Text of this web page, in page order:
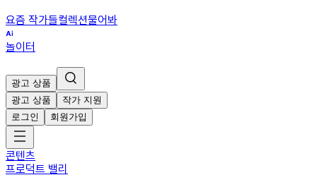
요즘 작가들컬렉션물어봐
놀이터
광고 상품
광고 상품
작가 지원
로그인
회원가입
콘텐츠
프로덕트 밸리